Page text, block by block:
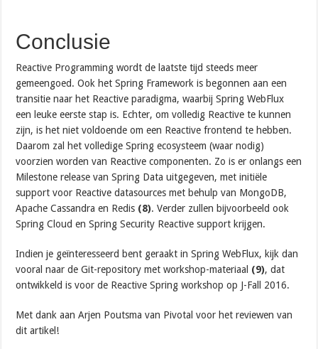
Conclusie
Reactive Programming wordt de laatste tijd steeds meer
gemeengoed. Ook het Spring Framework is begonnen aan een
transitie naar het Reactive paradigma, waarbij Spring WebFlux
een leuke eerste stap is. Echter, om volledig Reactive te kunnen
zijn, is het niet voldoende om een Reactive frontend te hebben.
Daarom zal het volledige Spring ecosysteem (waar nodig)
voorzien worden van Reactive componenten. Zo is er onlangs een
Milestone release van Spring Data uitgegeven, met initiële
support voor Reactive datasources met behulp van MongoDB,
Apache Cassandra en Redis (8). Verder zullen bijvoorbeeld ook
Spring Cloud en Spring Security Reactive support krijgen.
Indien je geïnteresseerd bent geraakt in Spring WebFlux, kijk dan
vooral naar de Git-repository met workshop-materiaal (9), dat
ontwikkeld is voor de Reactive Spring workshop op J-Fall 2016.
Met dank aan Arjen Poutsma van Pivotal voor het reviewen van
dit artikel!